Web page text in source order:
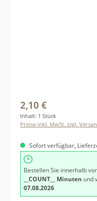
Regulärer Preis:
2,10 €
Inhalt: 1 Stück
Preise inkl. MwSt. zzgl.
Sofort verfügbar,
Bestellen Sie innerhalb
__COUNT__ Minuten und
07.08.2026